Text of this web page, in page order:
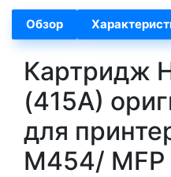
Обзор
Картридж
(415A)
для
M454/